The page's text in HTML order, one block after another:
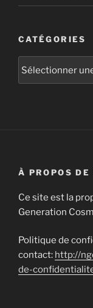
CATÉGORIES
À PROPOS DE
Ce site est la
Generation
Politique de
contact: http://
de-